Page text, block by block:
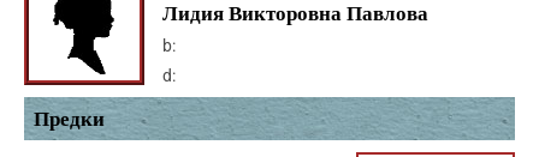
Лидия Викторовна Павлова
b:
d:
Предки